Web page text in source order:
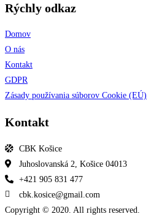
Rýchly odkaz
Domov
O nás
Kontakt
GDPR
Zásady používania súborov Cookie (EÚ)
Kontakt
CBK Košice
Juhoslovanská 2, Košice 04013
+421 905 831 477
cbk.kosice@gmail.com
Copyright © 2020. All rights reserved.